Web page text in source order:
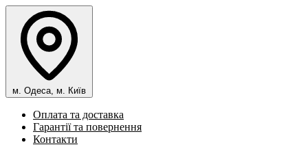
м. Одеса, м. Київ
Оплата та доставка
Гарантії та повернення
Контакти